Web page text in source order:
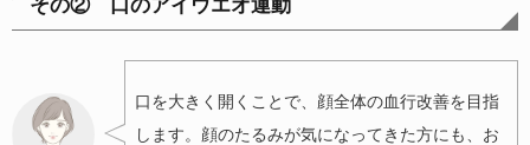
その② 口のアイウエオ運動
口を大きく開くことで、顔全体の血行改善を目指
します。顔のたるみが気になってきた方にも、お